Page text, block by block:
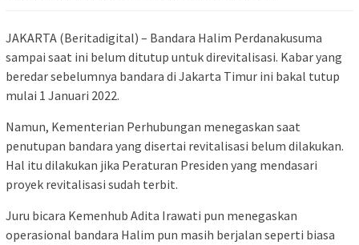
JAKARTA (Beritadigital) – Bandara Halim Perdanakusuma
sampai saat ini belum ditutup untuk direvitalisasi. Kabar yang
beredar sebelumnya bandara di Jakarta Timur ini bakal tutup
mulai 1 Januari 2022.
Namun, Kementerian Perhubungan menegaskan saat
penutupan bandara yang disertai revitalisasi belum dilakukan.
Hal itu dilakukan jika Peraturan Presiden yang mendasari
proyek revitalisasi sudah terbit.
Juru bicara Kemenhub Adita Irawati pun menegaskan
operasional bandara Halim pun masih berjalan seperti biasa